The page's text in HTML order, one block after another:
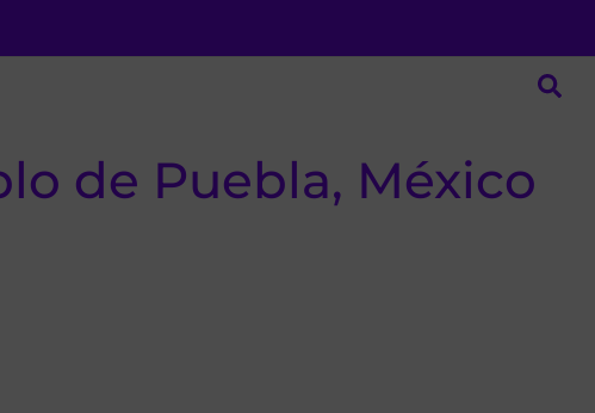
de Puebla, México